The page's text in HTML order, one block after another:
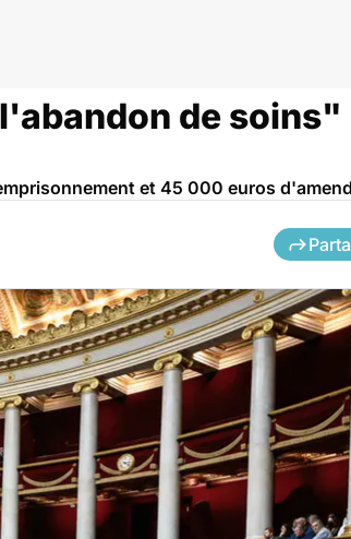
de soins"
et 45 000 euros